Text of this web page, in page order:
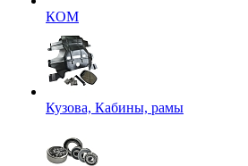
КОМ
Кузова, Кабины, рамы